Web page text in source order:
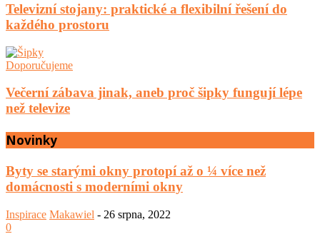
Televizní stojany: praktické a flexibilní řešení do
každého prostoru
Doporučujeme
Večerní zábava jinak, aneb proč šipky fungují lépe
než televize
Novinky
Byty se starými okny protopí až o ¼ více než
domácnosti s moderními okny
Inspirace Makawiel - 26 srpna, 2022
0